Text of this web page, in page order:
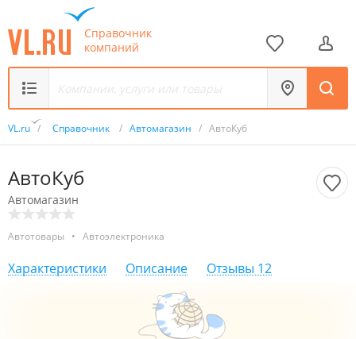
Справочник
компаний
VL.ru / Справочник / Автомагазин / АвтоКуб
АвтоКуб
Автомагазин
Автотовары • Автоэлектроника
Характеристики Описание Отзывы 12